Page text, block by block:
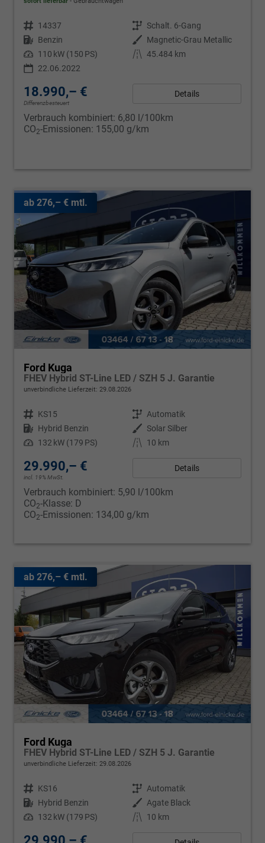
Fahrzeugnr. 14337 Getriebe Schalt. 6-Gang
Kraftstoff Benzin Außenfarbe
Magnetic-Grau Metallic
Leistung 110 kW (150 PS) Kilometerstand 45.484 km
22.06.2022
18.990,– €
Differenzbesteuert
Details
Verbrauch kombiniert: 6,80 l/100km
CO2-Emissionen: 155,00 g/km
ab 276,– € mtl.
Ford Kuga
FHEV Hybrid ST-Line LED / SZH 5 J. Garantie
unverbindliche Lieferzeit: 29.08.2026
Fahrzeugnr. KS15 Getriebe Automatik
Kraftstoff Hybrid Benzin Außenfarbe Solar Silber
Leistung 132 kW (179 PS) Kilometerstand 10 km
29.990,– €
incl. 19% MwSt.
Details
Verbrauch kombiniert: 5,90 l/100km
CO2-Klasse: D
CO2-Emissionen: 134,00 g/km
ab 276,– € mtl.
Ford Kuga
FHEV Hybrid ST-Line LED / SZH 5 J. Garantie
unverbindliche Lieferzeit: 29.08.2026
Fahrzeugnr. KS16 Getriebe Automatik
Kraftstoff Hybrid Benzin Außenfarbe Agate Black
Leistung 132 kW (179 PS) Kilometerstand 10 km